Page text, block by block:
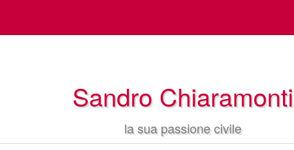
Sandro Chiaramonti
la sua passione civile